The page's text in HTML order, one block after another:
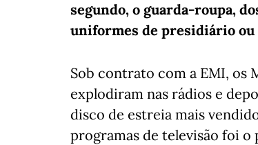
segundo, o guarda-roupa,
uniformes de presidiário ou
Sob contrato com a EMI, os
explodiram nas rádios e
disco de estreia mais
programas de televisão foi o